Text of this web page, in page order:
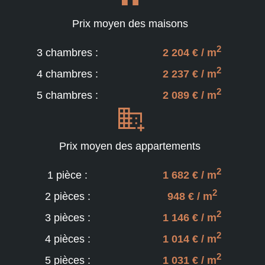
Prix moyen des maisons
3 chambres : 2 204 € / m2
4 chambres : 2 237 € / m2
5 chambres : 2 089 € / m2
Prix moyen des appartements
1 pièce : 1 682 € / m2
2 pièces : 948 € / m2
3 pièces : 1 146 € / m2
4 pièces : 1 014 € / m2
5 pièces : 1 031 € / m2